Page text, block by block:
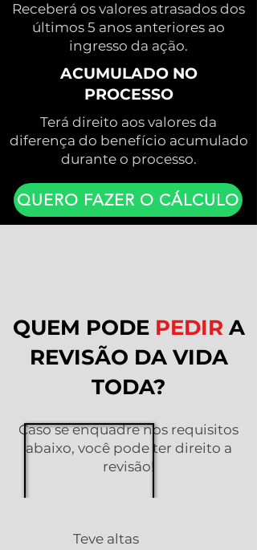
Receberá os valores atrasados dos
últimos 5 anos anteriores ao
ingresso da ação.
ACUMULADO NO
PROCESSO
Terá direito aos valores da
diferença do benefício acumulado
durante o processo.
QUERO FAZER O CÁLCULO
QUEM PODE PEDIR A
REVISÃO DA VIDA
TODA?
Caso se enquadre nos requisitos
abaixo, você pode ter direito a
revisão!
Teve altas